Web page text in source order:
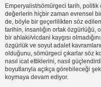
Emperyalist/sömürgeci tarih,
değerlerin hiçbir zaman evrensel
de, böyle bir geçerlilikten söz
tarihin, insanlığın ortak özgürlüğü,
bir ahlaki/vicdani kaygısı
özgürlük ve soyut adalet
olduğunu, sömürgeci çıkarlar söz
nasıl icat ettiklerini, nasıl
boyutlarıyla açıkça görebileceği
koymaya devam ediyor.